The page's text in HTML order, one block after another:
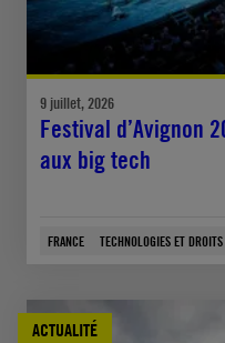
9 juillet, 2026
Festival d’Avignon
aux big tech
FRANCE TECHNOLOGIES ET
ACTUALITÉ